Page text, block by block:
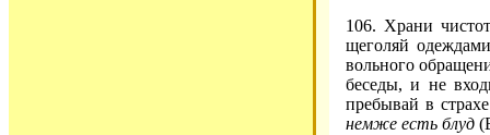
106. Храни
щеголяй
вольного
беседы, и не
пребывай в
немже есть блуд